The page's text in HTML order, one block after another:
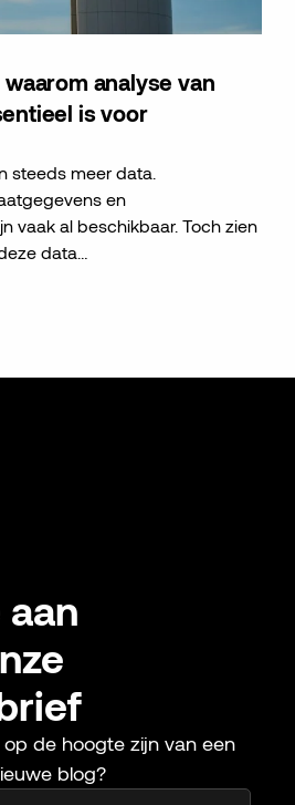
analyse van
is voor
steeds meer data.
en
vaak al beschikbaar. Toch zien
data…
aan
op de hoogte zijn van een
blog?